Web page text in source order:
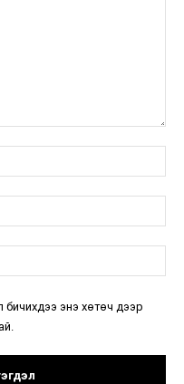
бичихдээ энэ хөтөч дээр